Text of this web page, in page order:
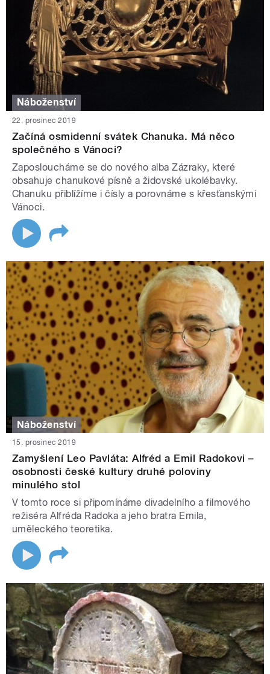
Náboženství
22. prosinec 2019
Začíná osmidenní svátek Chanuka. Má něco
společného s Vánoci?
Zaposloucháme se do nového alba Zázraky, které
obsahuje chanukové písně a židovské ukolébavky.
Chanuku přiblížíme i čísly a porovnáme s křesťanskými
Vánoci.
Náboženství
15. prosinec 2019
Zamyšlení Leo Pavláta: Alfréd a Emil Radokovi –
osobnosti české kultury druhé poloviny
minulého stol
V tomto roce si připomínáme divadelního a filmového
režiséra Alfréda Radoka a jeho bratra Emila,
uměleckého teoretika.